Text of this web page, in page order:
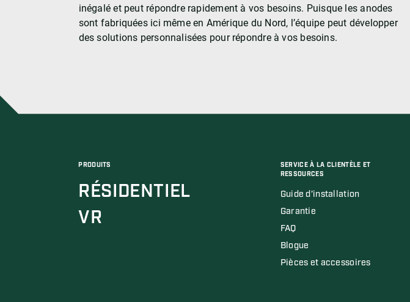
inégalé et peut répondre rapidement à vos besoins. Puisque les anodes
sont fabriquées ici même en Amérique du Nord, l’équipe peut développer
des solutions personnalisées pour répondre à vos besoins.
PRODUITS
RÉSIDENTIEL
VR
SERVICE À LA CLIENTÈLE ET
RESSOURCES
Guide d’installation
Garantie
FAQ
Blogue
Pièces et accessoires